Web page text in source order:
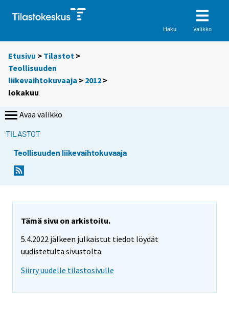
Haku Valikko
Etusivu > Tilastot >
Teollisuuden
liikevaihtokuvaaja > 2012 >
lokakuu
Avaa valikko
TILASTOT
Teollisuuden liikevaihtokuvaaja
Tämä sivu on arkistoitu.
5.4.2022 jälkeen julkaistut tiedot löydät
uudistetulta sivustolta.
Siirry uudelle tilastosivulle